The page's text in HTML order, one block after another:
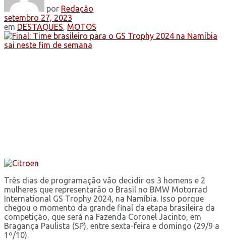
por Redação
setembro 27, 2023
em DESTAQUES, MOTOS
Três dias de programação vão decidir os 3 homens e 2
mulheres que representarão o Brasil no BMW Motorrad
International GS Trophy 2024, na Namíbia. Isso porque
chegou o momento da grande final da etapa brasileira da
competição, que será na Fazenda Coronel Jacinto, em
Bragança Paulista (SP), entre sexta-feira e domingo (29/9 a
1º/10).